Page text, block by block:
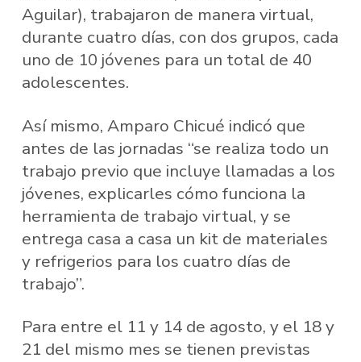
Aguilar), trabajaron de manera virtual,
durante cuatro días, con dos grupos, cada
uno de 10 jóvenes para un total de 40
adolescentes.
Así mismo, Amparo Chicué indicó que
antes de las jornadas “se realiza todo un
trabajo previo que incluye llamadas a los
jóvenes, explicarles cómo funciona la
herramienta de trabajo virtual, y se
entrega casa a casa un kit de materiales
y refrigerios para los cuatro días de
trabajo”.
Para entre el 11 y 14 de agosto, y el 18 y
21 del mismo mes se tienen previstas